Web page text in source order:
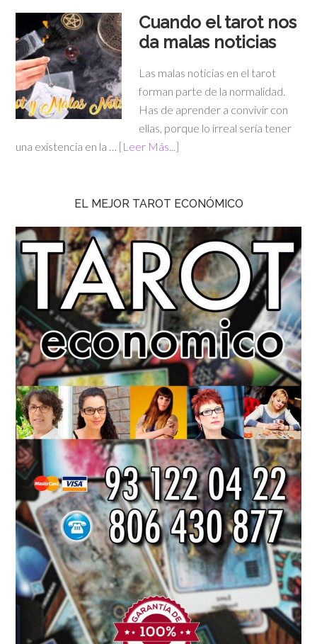
Cuando el tarot nos
da malas noticias
Las malas noticias en el tarot
forman parte de la normalidad.
Has de aprender a convivir con
ellas, porque lo irreal sería tener
una existencia en la … [Leer Más...]
EL MEJOR TAROT ECONÓMICO